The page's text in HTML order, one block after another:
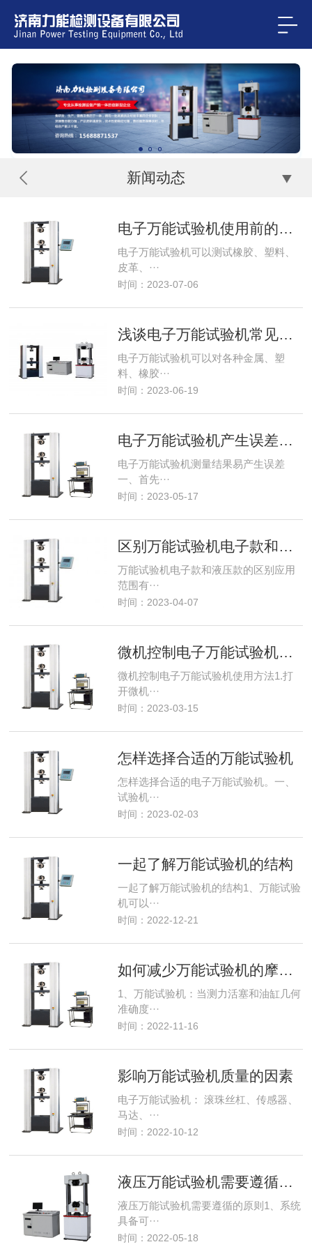
新闻动态
电子万能试验机使用前的准备事项
电子万能试验机可以测试橡胶、塑料、
皮革、···
时间：2023-07-06
浅谈电子万能试验机常见的优点
电子万能试验机可以对各种金属、塑
料、橡胶···
时间：2023-06-19
电子万能试验机产生误差的原因
电子万能试验机测量结果易产生误差
一、首先···
时间：2023-05-17
区别万能试验机电子款和液压款
万能试验机电子款和液压款的区别应用
范围有···
时间：2023-04-07
微机控制电子万能试验机使用方法
微机控制电子万能试验机使用方法1.打
开微机···
时间：2023-03-15
怎样选择合适的万能试验机
怎样选择合适的电子万能试验机。一、
试验机···
时间：2023-02-03
一起了解万能试验机的结构
一起了解万能试验机的结构1、万能试验
机可以···
时间：2022-12-21
如何减少万能试验机的摩擦力
1、万能试验机：当测力活塞和油缸几何
准确度···
时间：2022-11-16
影响万能试验机质量的因素
电子万能试验机： 滚珠丝杠、传感器、
马达、···
时间：2022-10-12
液压万能试验机需要遵循的原则
液压万能试验机需要遵循的原则1、系统
具备可···
时间：2022-05-18